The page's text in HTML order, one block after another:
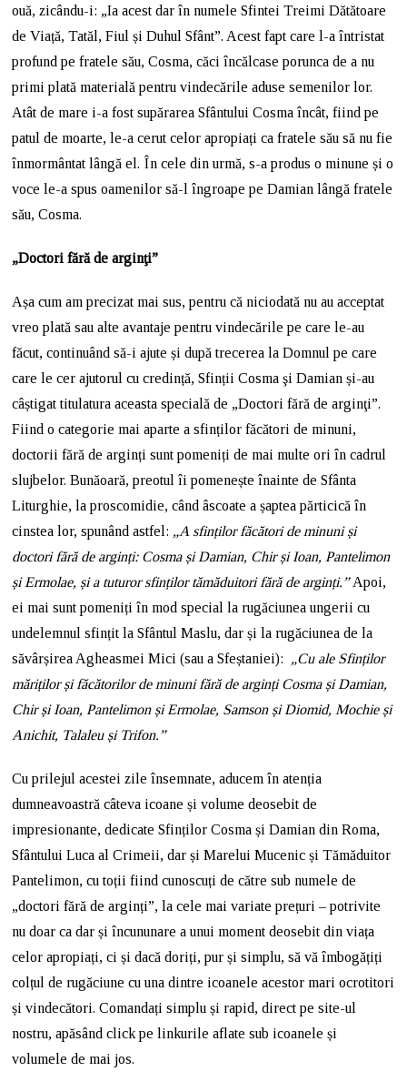
ouă, zicându-i: „Ia acest dar în numele Sfintei Treimi Dătătoare
de Viață, Tatăl, Fiul și Duhul Sfânt”. Acest fapt care l-a întristat
profund pe fratele său, Cosma, căci încălcase porunca de a nu
primi plată materială pentru vindecările aduse semenilor lor.
Atât de mare i-a fost supărarea Sfântului Cosma încât, fiind pe
patul de moarte, le-a cerut celor apropiați ca fratele său să nu fie
înmormântat lângă el. În cele din urmă, s-a produs o minune și o
voce le-a spus oamenilor să-l îngroape pe Damian lângă fratele
său, Cosma.
„Doctori fără de arginţi”
Așa cum am precizat mai sus, pentru că niciodată nu au acceptat
vreo plată sau alte avantaje pentru vindecările pe care le-au
făcut, continuând să-i ajute și după trecerea la Domnul pe care
care le cer ajutorul cu credință, Sfinții Cosma şi Damian și-au
câștigat titulatura aceasta specială de „Doctori fără de arginţi”.
Fiind o categorie mai aparte a sfinților făcători de minuni,
doctorii fără de arginți sunt pomeniți de mai multe ori în cadrul
slujbelor. Bunăoară, preotul îi pomenește înainte de Sfânta
Liturghie, la proscomidie, când âscoate a șaptea părticică în
cinstea lor, spunând astfel: „A sfinților făcători de minuni și
doctori fără de arginți: Cosma și Damian, Chir și Ioan, Pantelimon
și Ermolae, și a tuturor sfinților tămăduitori fără de arginți.”Apoi,
ei mai sunt pomeniți în mod special la rugăciunea ungerii cu
undelemnul sfințit la Sfântul Maslu, dar și la rugăciunea de la
săvârșirea Agheasmei Mici (sau a Sfeștaniei): „Cu ale Sfinților
măriților și făcătorilor de minuni fără de arginți Cosma și Damian,
Chir și Ioan, Pantelimon și Ermolae, Samson și Diomid, Mochie și
Anichit, Talaleu și Trifon.”
Cu prilejul acestei zile însemnate, aducem în atenția
dumneavoastră câteva icoane și volume deosebit de
impresionante, dedicate Sfinților Cosma și Damian din Roma,
Sfântului Luca al Crimeii, dar și Marelui Mucenic și Tămăduitor
Pantelimon, cu toții fiind cunoscuți de către sub numele de
„doctori fără de arginți”, la cele mai variate prețuri – potrivite
nu doar ca dar și încununare a unui moment deosebit din viața
celor apropiați, ci și dacă doriți, pur și simplu, să vă îmbogățiți
colțul de rugăciune cu una dintre icoanele acestor mari ocrotitori
și vindecători. Comandați simplu și rapid, direct pe site-ul
nostru, apăsând click pe linkurile aflate sub icoanele și
volumele de mai jos.